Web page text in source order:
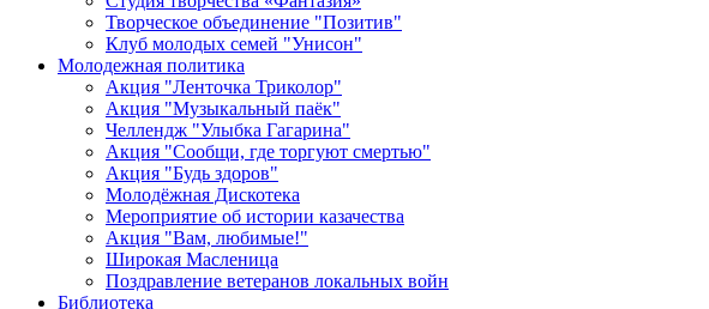
Творческое объединение "Позитив"
Клуб молодых семей "Унисон"
Молодежная политика
Акция "Ленточка Триколор"
Акция "Музыкальный паёк"
Челлендж "Улыбка Гагарина"
Акция "Сообщи, где торгуют смертью"
Акция "Будь здоров"
Молодёжная Дискотека
Мероприятие об истории казачества
Акция "Вам, любимые!"
Широкая Масленица
Поздравление ветеранов локальных войн
Библиотека